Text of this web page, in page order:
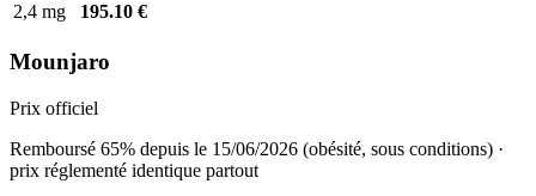
2,4 mg
195.10 €
Mounjaro
Prix officiel
Remboursé 65% depuis le 15/06/2026 (obésité, sous conditions) ·
prix réglementé identique partout